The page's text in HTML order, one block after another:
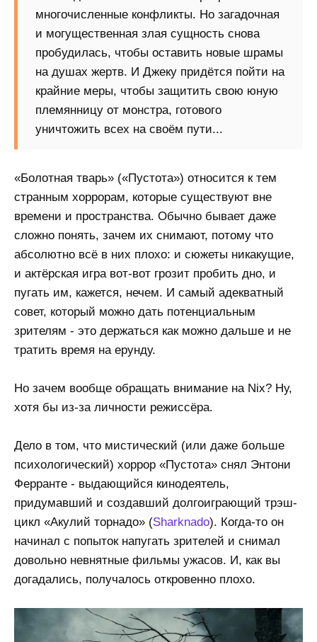
многочисленные конфликты. Но загадочная
и могущественная злая сущность снова
пробудилась, чтобы оставить новые шрамы
на душах жертв. И Джеку придётся пойти на
крайние меры, чтобы защитить свою юную
племянницу от монстра, готового
уничтожить всех на своём пути...
«Болотная тварь» («Пустота») относится к тем
странным хоррорам, которые существуют вне
времени и пространства. Обычно бывает даже
сложно понять, зачем их снимают, потому что
абсолютно всё в них плохо: и сюжеты никакущие,
и актёрская игра вот-вот грозит пробить дно, и
пугать им, кажется, нечем. И самый адекватный
совет, который можно дать потенциальным
зрителям - это держаться как можно дальше и не
тратить время на ерунду.
Но зачем вообще обращать внимание на Nix? Ну,
хотя бы из-за личности режиссёра.
Дело в том, что мистический (или даже больше
психологический) хоррор «Пустота» снял Энтони
Ферранте - выдающийся кинодеятель,
придумавший и создавший долгоиграющий трэш-
цикл «Акулий торнадо» (Sharknado). Когда-то он
начинал с попыток напугать зрителей и снимал
довольно невнятные фильмы ужасов. И, как вы
догадались, получалось откровенно плохо.